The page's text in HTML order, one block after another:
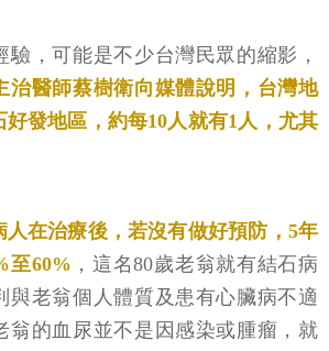
驗，可能是不少台灣民眾的縮影，
治醫師蔡樹衛向媒體說明，台灣地
發地區，約每10人就有1人，尤其
在治療後，若沒有做好預防，5年
至60% ，這名80歲老翁就有結石病
與老翁個人體質及患有心臟病不適
翁的血尿並不是因感染或腫瘤，就